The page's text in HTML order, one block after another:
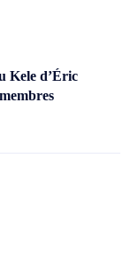
Kele d’Éric